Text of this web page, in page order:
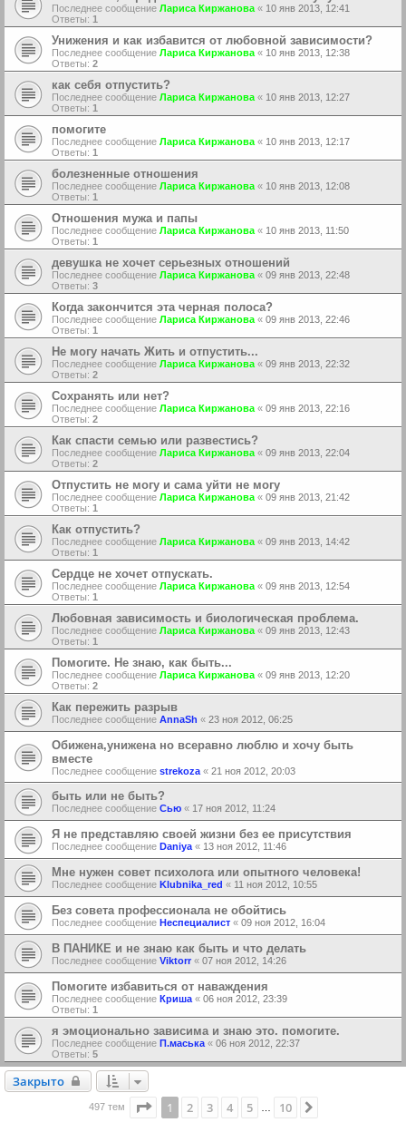
Последнее сообщение Лариса Киржанова « 10 янв 2013, 12:41
Ответы: 1
Унижения и как избавится от любовной зависимости?
Последнее сообщение Лариса Киржанова « 10 янв 2013, 12:38
Ответы: 2
как себя отпустить?
Последнее сообщение Лариса Киржанова « 10 янв 2013, 12:27
Ответы: 1
помогите
Последнее сообщение Лариса Киржанова « 10 янв 2013, 12:17
Ответы: 1
болезненные отношения
Последнее сообщение Лариса Киржанова « 10 янв 2013, 12:08
Ответы: 1
Отношения мужа и папы
Последнее сообщение Лариса Киржанова « 10 янв 2013, 11:50
Ответы: 1
девушка не хочет серьезных отношений
Последнее сообщение Лариса Киржанова « 09 янв 2013, 22:48
Ответы: 3
Когда закончится эта черная полоса?
Последнее сообщение Лариса Киржанова « 09 янв 2013, 22:46
Ответы: 1
Не могу начать Жить и отпустить...
Последнее сообщение Лариса Киржанова « 09 янв 2013, 22:32
Ответы: 2
Сохранять или нет?
Последнее сообщение Лариса Киржанова « 09 янв 2013, 22:16
Ответы: 2
Как спасти семью или развестись?
Последнее сообщение Лариса Киржанова « 09 янв 2013, 22:04
Ответы: 2
Отпустить не могу и сама уйти не могу
Последнее сообщение Лариса Киржанова « 09 янв 2013, 21:42
Ответы: 1
Как отпустить?
Последнее сообщение Лариса Киржанова « 09 янв 2013, 14:42
Ответы: 1
Сердце не хочет отпускать.
Последнее сообщение Лариса Киржанова « 09 янв 2013, 12:54
Ответы: 1
Любовная зависимость и биологическая проблема.
Последнее сообщение Лариса Киржанова « 09 янв 2013, 12:43
Ответы: 1
Помогите. Не знаю, как быть...
Последнее сообщение Лариса Киржанова « 09 янв 2013, 12:20
Ответы: 2
Как пережить разрыв
Последнее сообщение AnnaSh « 23 ноя 2012, 06:25
Обижена,унижена но всеравно люблю и хочу быть
вместе
Последнее сообщение strekoza « 21 ноя 2012, 20:03
быть или не быть?
Последнее сообщение Сью « 17 ноя 2012, 11:24
Я не представляю своей жизни без ее присутствия
Последнее сообщение Daniya « 13 ноя 2012, 11:46
Мне нужен совет психолога или опытного человека!
Последнее сообщение Klubnika_red « 11 ноя 2012, 10:55
Без совета профессионала не обойтись
Последнее сообщение Неспециалист « 09 ноя 2012, 16:04
В ПАНИКЕ и не знаю как быть и что делать
Последнее сообщение Viktorr « 07 ноя 2012, 14:26
Помогите избавиться от наваждения
Последнее сообщение Криша « 06 ноя 2012, 23:39
Ответы: 1
я эмоционально зависима и знаю это. помогите.
Последнее сообщение П.маська « 06 ноя 2012, 22:37
Ответы: 5
Закрыто
Закрыто
497 тем Страница из 10
1 2 3 4 5 10